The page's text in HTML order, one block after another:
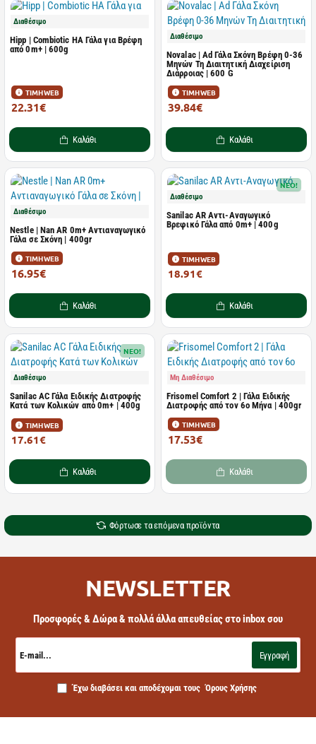
Διαθέσιμο
Hipp | Combiotic HA Γάλα για Βρέφη
από 0m+ | 600g
ΤΙΜΗ WEB
22.31€
Καλάθι
Διαθέσιμο
Novalac | Ad Γάλα Σκόνη Βρέφη 0-36
Μηνών Τη Διαιτητική Διαχείριση
Διάρροιας | 600 G
ΤΙΜΗ WEB
39.84€
Καλάθι
Διαθέσιμο
Nestle | Nan AR 0m+ Αντιαναγωγικό
Γάλα σε Σκόνη | 400gr
ΤΙΜΗ WEB
16.95€
Καλάθι
NEO!
Διαθέσιμο
Sanilac AR Αντι-Αναγωγικό
Βρεφικό Γάλα από 0m+ | 400g
ΤΙΜΗ WEB
18.91€
Καλάθι
NEO!
Διαθέσιμο
Sanilac AC Γάλα Ειδικής Διατροφής
Κατά των Κολικών από 0m+ | 400g
ΤΙΜΗ WEB
17.61€
Καλάθι
Μη Διαθέσιμο
Frisomel Comfort 2 | Γάλα Ειδικής
Διατροφής από τον 6ο Μήνα | 400gr
ΤΙΜΗ WEB
17.53€
Καλάθι
Φόρτωσε τα επόμενα προϊόντα
NEWSLETTER
Προσφορές & Δώρα & πολλά άλλα απευθείας στο inbox σου
mail...
Εγγραφή
Έχω διαβάσει και αποδέχομαι τους Όρους Χρήσης